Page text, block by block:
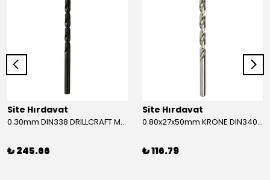
Site Hırdavat
0.30mm DIN338 DRILLCRAFT MATKAP UCU HSS 10 Adet
₺ 245.66
Site Hırdavat
0.80x27x50mm KRONE DIN340 UZUN MATKAP UCU HSS 10 Adet
₺ 116.79